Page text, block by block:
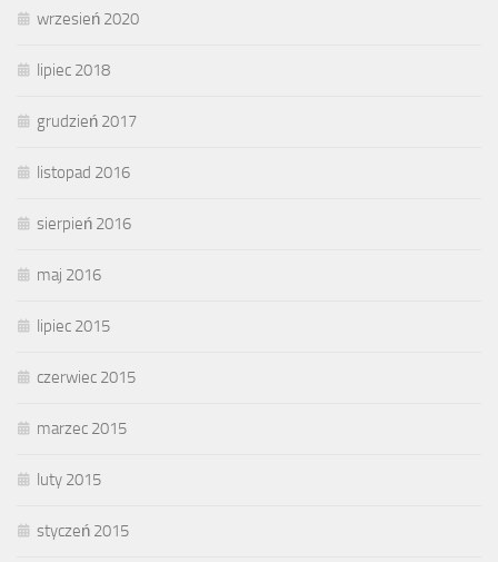
wrzesień 2020
lipiec 2018
grudzień 2017
listopad 2016
sierpień 2016
maj 2016
lipiec 2015
czerwiec 2015
marzec 2015
luty 2015
styczeń 2015